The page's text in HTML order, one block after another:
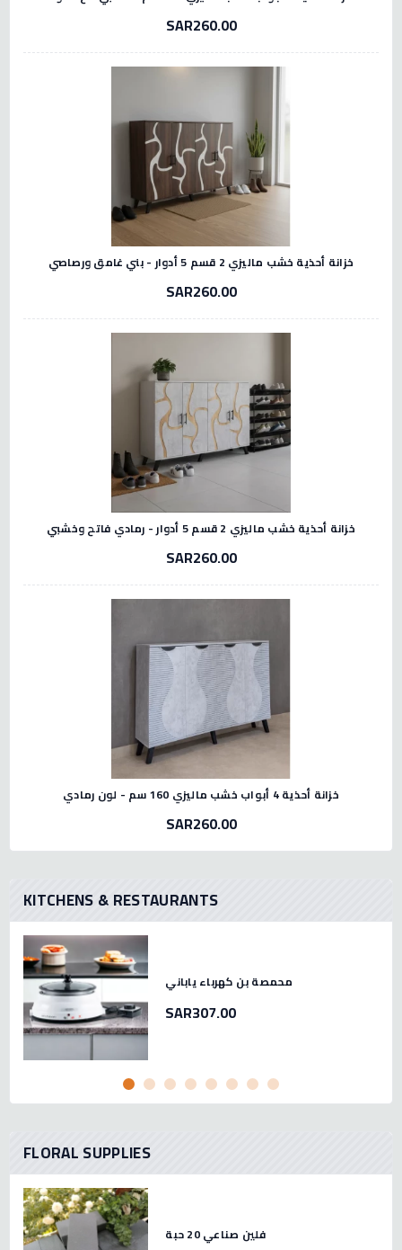
SAR260.00
خزانة أحذية خشب ماليزي 2 قسم 5 أدوار - بني غامق ورصاصي
SAR260.00
خزانة أحذية خشب ماليزي 2 قسم 5 أدوار - رمادي فاتح وخشبي
SAR260.00
خزانة أحذية 4 أبواب خشب ماليزي 160 سم - لون رمادي
SAR260.00
KITCHENS & RESTAURANTS
محمصة بن كهرباء ياباني
SAR307.00
FLORAL SUPPLIES
فلين صناعي 20 حبة